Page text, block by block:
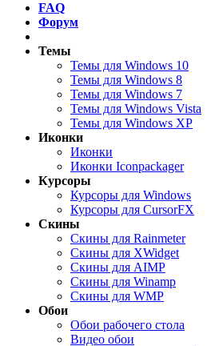
FAQ
Форум
Темы
Темы для Windows 10
Темы для Windows 8
Темы для Windows 7
Темы для Windows Vista
Темы для Windows XP
Иконки
Иконки
Иконки Iconpackager
Курсоры
Курсоры для Windows
Курсоры для CursorFX
Скины
Скины для Rainmeter
Скины для XWidget
Скины для AIMP
Скины для Winamp
Скины для WMP
Обои
Обои рабочего стола
Видео обои